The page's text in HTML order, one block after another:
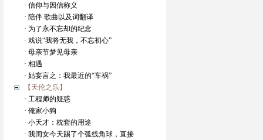
· 信仰与因信称义
· 陪伴 歌曲以及词翻译
· 为了永不忘却的纪念
· 戏说“我将无我，不忘初心”
· 母亲节梦见母亲
· 相遇
· 姑妄言之：我最近的“车祸”
【天伦之乐】
· 工程师的疑惑
· 俺家小狗
· 小天才：枕套的用途
· 我闺女今天踢了个弧线角球，直接